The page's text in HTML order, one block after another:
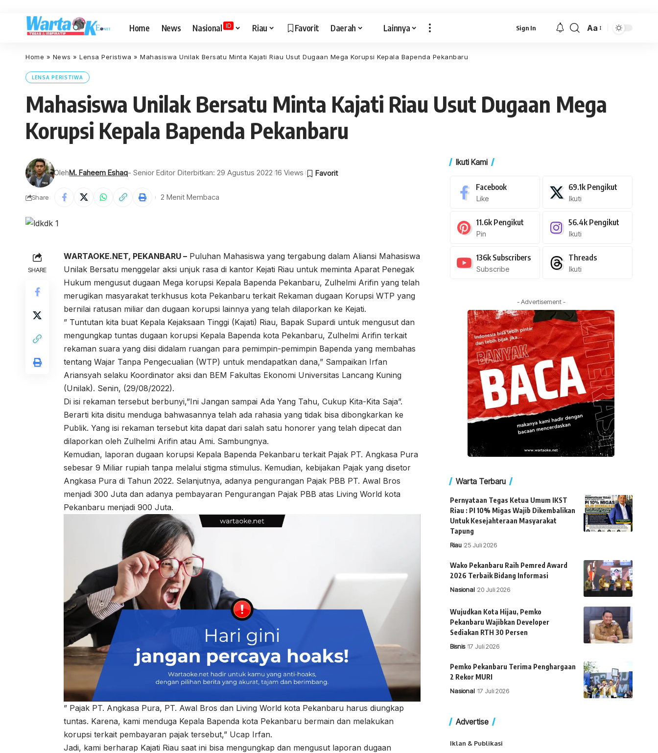
Home News Nasional ID Riau Favorit Daerah Lainnya Sign In
Font
Aa
Home » News » Lensa Peristiwa » Mahasiswa Unilak Bersatu Minta Kajati Riau Usut Dugaan Mega Korupsi Kepala Bapenda Pekanbaru
LENSA PERISTIWA
Mahasiswa Unilak Bersatu Minta Kajati Riau Usut Dugaan Mega
Korupsi Kepala Bapenda Pekanbaru
OlehM. Faheem Eshaq- Senior Editor Diterbitkan: 29 Agustus 2022 16 Views
Share 2 Menit Membaca
SHARE
WARTAOKE.NET, PEKANBARU – Puluhan Mahasiswa yang tergabung dalam Aliansi Mahasiswa
Unilak Bersatu menggelar aksi unjuk rasa di kantor Kejati Riau untuk meminta Aparat Penegak
Hukum mengusut dugaan Mega korupsi Kepala Bapenda Pekanbaru, Zulhelmi Arifin yang telah
merugikan masyarakat terkhusus kota Pekanbaru terkait Rekaman dugaan Korupsi WTP yang
bernilai ratusan miliar dan dugaan korupsi lainnya yang telah dilaporkan ke Kejati.
” Tuntutan kita buat Kepala Kejaksaan Tinggi (Kajati) Riau, Bapak Supardi untuk mengusut dan
mengungkap tuntas dugaan korupsi Kepala Bapenda kota Pekanbaru, Zulhelmi Arifin terkait
rekaman suara yang diisi didalam ruangan para pemimpin-pemimpin Bapenda yang membahas
tentang Wajar Tanpa Pengecualian (WTP) untuk mendapatkan dana,” Sampaikan Irfan
Ariansyah selaku Koordinator aksi dan BEM Fakultas Ekonomi Universitas Lancang Kuning
(Unilak). Senin, (29/08/2022).
Di isi rekaman tersebut berbunyi,”Ini Jangan sampai Ada Yang Tahu, Cukup Kita-Kita Saja”.
Berarti kita disitu menduga bahwasannya telah ada rahasia yang tidak bisa dibongkarkan ke
Publik. Yang isi rekaman tersebut kita dapat dari salah satu honorer yang telah dipecat dan
dilaporkan oleh Zulhelmi Arifin atau Ami. Sambungnya.
Kemudian, laporan dugaan korupsi Kepala Bapenda Pekanbaru terkait Pajak PT. Angkasa Pura
sebesar 9 Miliar rupiah tanpa melalui stigma stimulus. Kemudian, kebijakan Pajak yang disetor
Angkasa Pura di Tahun 2022. Selanjutnya, adanya pengurangan Pajak PBB PT. Awal Bros
menjadi 300 Juta dan adanya pembayaran Pengurangan Pajak PBB atas Living World kota
Pekanbaru menjadi 900 Juta.
” Pajak PT. Angkasa Pura, PT. Awal Bros dan Living World kota Pekanbaru harus diungkap
tuntas. Karena, kami menduga Kepala Bapenda kota Pekanbaru bermain dan melakukan
korupsi terkait pembayaran pajak tersebut,” Ucap Irfan.
Jadi, kami berharap Kajati Riau saat ini bisa mengungkap dan mengusut laporan dugaan
Ikuti Kami
Facebook
Like
69.1k Pengikut
Ikuti
11.6k Pengikut
Pin
56.4k Pengikut
Ikuti
136k Subscribers
Subscribe
Threads
Ikuti
- Advertisement -
Warta Terbaru
Pernyataan Tegas Ketua Umum IKST
Riau : PI 10% Migas Wajib Dikembalikan
Untuk Kesejahteraan Masyarakat
Tapung
Riau 25 Juli 2026
Wako Pekanbaru Raih Pemred Award
2026 Terbaik Bidang Informasi
Nasional 20 Juli 2026
Wujudkan Kota Hijau, Pemko
Pekanbaru Wajibkan Developer
Sediakan RTH 30 Persen
Bisnis 17 Juli 2026
Pemko Pekanbaru Terima Penghargaan
2 Rekor MURI
Nasional 17 Juli 2026
Advertise
Iklan & Publikasi